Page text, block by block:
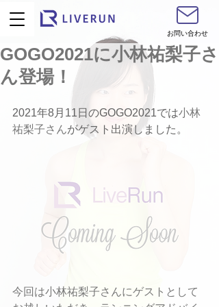
お問い合わせ
GOGO2021に小林祐梨子さ
ん登場！
2021年8月11日のGOGO2021では小林
祐梨子さんがゲスト出演しました。
今回は小林祐梨子さんにゲストとして